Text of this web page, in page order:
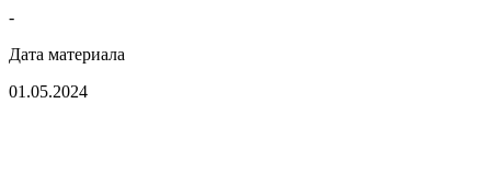
-
Дата материала
01.05.2024